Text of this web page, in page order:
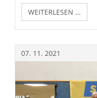
WEITERLESEN …
ZUR
ÖM
2021
07. 11. 2021